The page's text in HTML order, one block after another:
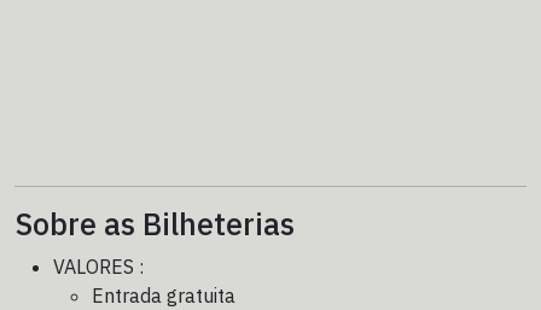
Sobre as Bilheterias
VALORES :
Entrada gratuita